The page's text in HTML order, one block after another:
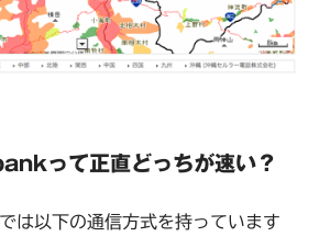
って正直どっちが速い？
以下の通信方式を持っています